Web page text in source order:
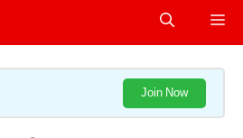
Join Now